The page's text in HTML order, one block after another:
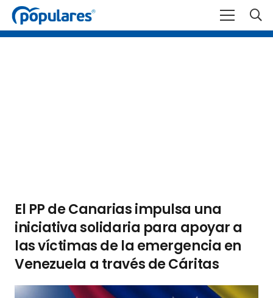
El PP de Canarias impulsa una
iniciativa solidaria para apoyar a
las víctimas de la emergencia en
Venezuela a través de Cáritas